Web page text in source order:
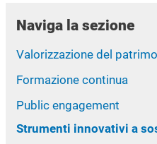
Naviga la sezione
Valorizzazione del
Formazione continua
Public engagement
Strumenti innovativi a